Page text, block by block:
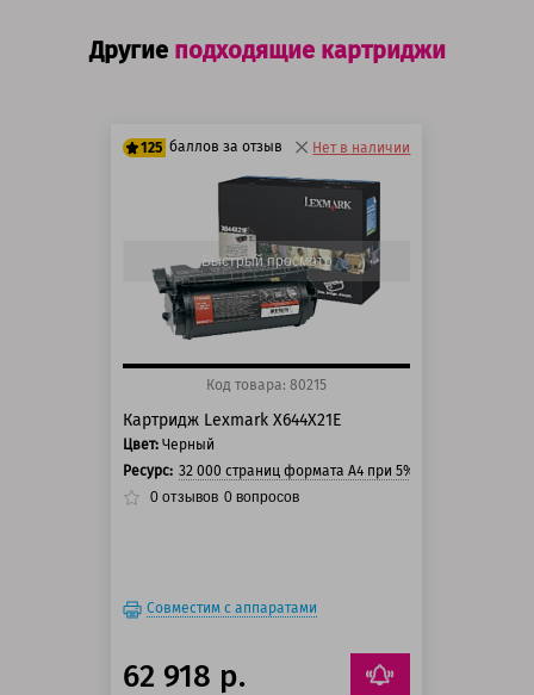
Другие подходящие картриджи
125 баллов за отзыв
100 баллов
Нет в наличии
Быстрый просмотр
Код товара: 80215
Картридж Lexmark X644X21E
Цвет: Черный
Ресурс: 32 000 страниц формата А4 при 5% заполнении
0 отзывов 0 вопросов
Совместим с аппаратами
62 918 р.